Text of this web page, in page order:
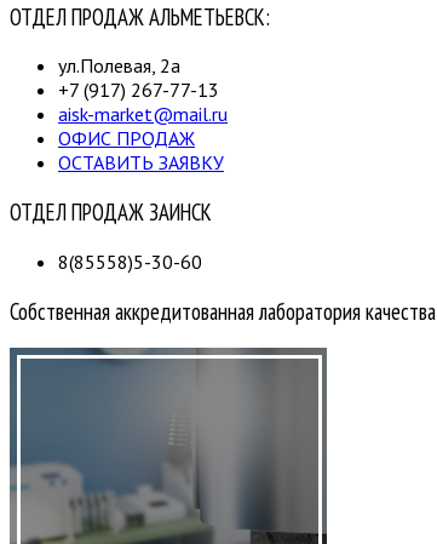
ОТДЕЛ ПРОДАЖ АЛЬМЕТЬЕВСК:
ул.Полевая, 2а
+7 (917) 267-77-13
aisk-market@mail.ru
ОФИС ПРОДАЖ
ОСТАВИТЬ ЗАЯВКУ
ОТДЕЛ ПРОДАЖ ЗАИНСК
8(85558)5-30-60
Собственная аккредитованная лаборатория качества